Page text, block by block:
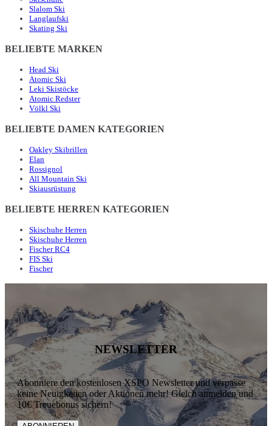
Slalom Ski
Langlaufski
Skating Ski
BELIEBTE MARKEN
Head Ski
Atomic Ski
Leki Skistöcke
Atomic Redster
Völkl Ski
BELIEBTE DAMEN KATEGORIEN
Oakley Skibrillen
Elan
Rossignol
All Mountain Ski
Skiausrüstung
BELIEBTE HERREN KATEGORIEN
Skischuhe Herren
Skischuhe Herren
Fischer RC4
FIS Ski
Fischer
NEWSLETTER
Abonniere den kostenlosen XSPO Newsletter und verpasse
keine Neuigkeiten oder Aktionen mehr! Gleich anmelden und
10€ Treuebonus sichern!